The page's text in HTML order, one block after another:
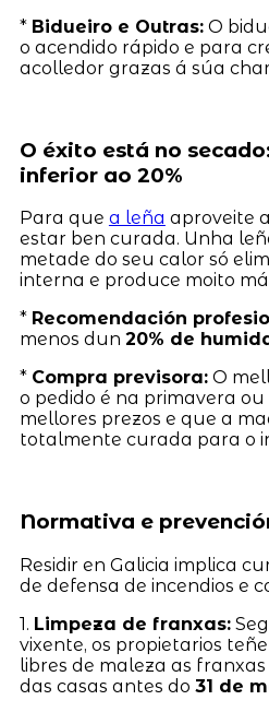
* Bidueiro e Outras:O
o acendido rápido e para
acolledor grazas á súa
O éxito está no
inferior ao 20%
Para que a leña aproveite
estar ben curada. Unha
metade do seu calor só
interna e produce moito
* Recomendación
menos dun 20% de
* Compra previsora:O
o pedido é na primavera ou
mellores prezos e que a
totalmente curada para o
Normativa e
Residir en Galicia implica
de defensa de incendios e
1. Limpeza de franxas:
vixente, os propietarios
libres de maleza as
das casas antes do 31 de